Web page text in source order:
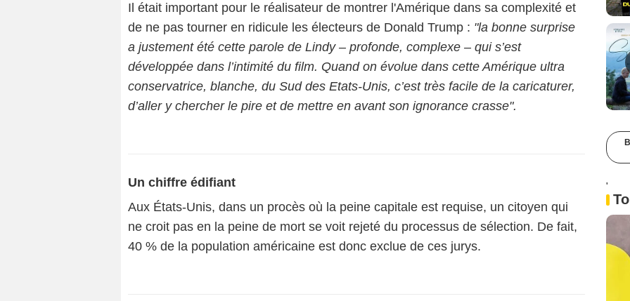
Il était important pour le réalisateur de montrer l'Amérique dans sa complexité et
de ne pas tourner en ridicule les électeurs de Donald Trump : "la bonne surprise
a justement été cette parole de Lindy – profonde, complexe – qui s’est
développée dans l’intimité du film. Quand on évolue dans cette Amérique ultra
conservatrice, blanche, du Sud des Etats-Unis, c’est très facile de la caricaturer,
d’aller y chercher le pire et de mettre en avant son ignorance crasse".
Un chiffre édifiant
Aux États-Unis, dans un procès où la peine capitale est requise, un citoyen qui
ne croit pas en la peine de mort se voit rejeté du processus de sélection. De fait,
40 % de la population américaine est donc exclue de ces jurys.
'